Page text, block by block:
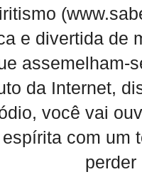
e divertida de
assemelham-
da Internet,
você vai
com um